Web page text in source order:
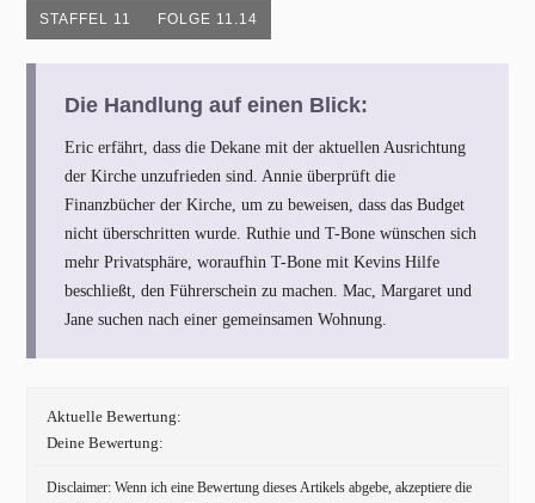
STAFFEL 11 FOLGE 11.14
Die Handlung auf einen Blick:
Eric erfährt, dass die Dekane mit der aktuellen Ausrichtung
der Kirche unzufrieden sind. Annie überprüft die
Finanzbücher der Kirche, um zu beweisen, dass das Budget
nicht überschritten wurde. Ruthie und T-Bone wünschen sich
mehr Privatsphäre, woraufhin T-Bone mit Kevins Hilfe
beschließt, den Führerschein zu machen. Mac, Margaret und
Jane suchen nach einer gemeinsamen Wohnung.
Aktuelle Bewertung:
Deine Bewertung:
Disclaimer: Wenn ich eine Bewertung dieses Artikels abgebe, akzeptiere die